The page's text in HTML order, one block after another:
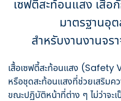
เซฟตี้สะท้อนแสง เสื้อ
มาตรฐานอุ
สำหรับงานงานจร
เสื้อเซฟตี้สะท้อนแสง
หรือชุดสะท้อนแสงที่ช่วยเสริมค
ขณะปฏิบัติหน้าที่ต่าง ๆ ไม่ว่าจะ